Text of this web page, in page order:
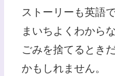
ストーリーも英語
まいちよくわから
ごみを捨てるとき
かもしれません。